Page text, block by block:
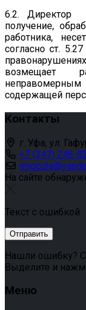
6.2. Директор
получение,
работника,
согласно ст.
возмещает
содержащей
Контакты
г. Уфа, ул.
+7 (347) 246-
На сайте
Текст с ошибкой
Нашли ошибку?
Выделите и
Меню